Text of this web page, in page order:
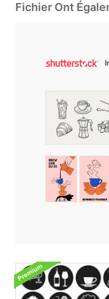
Fichier Ont